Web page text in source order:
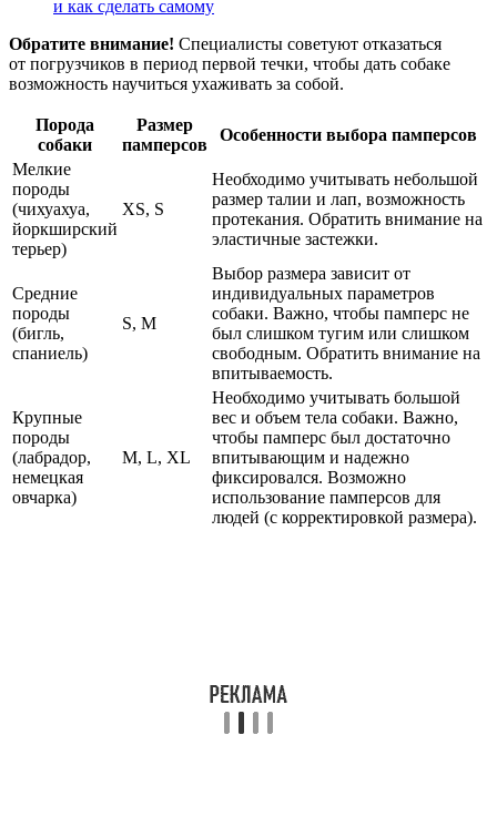
и как сделать самому
Обратите внимание! Специалисты советуют отказаться
от погрузчиков в период первой течки, чтобы дать собаке
возможность научиться ухаживать за собой.
Порода
собаки
Размер
памперсов
Особенности выбора памперсов
Мелкие
породы
(чихуахуа,
йоркширский
терьер)
XS, S
Необходимо учитывать небольшой
размер талии и лап, возможность
протекания. Обратить внимание на
эластичные застежки.
Средние
породы
(бигль,
спаниель)
S, M
Выбор размера зависит от
индивидуальных параметров
собаки. Важно, чтобы памперс не
был слишком тугим или слишком
свободным. Обратить внимание на
впитываемость.
Крупные
породы
(лабрадор,
немецкая
овчарка)
M, L, XL
Необходимо учитывать большой
вес и объем тела собаки. Важно,
чтобы памперс был достаточно
впитывающим и надежно
фиксировался. Возможно
использование памперсов для
людей (с корректировкой размера).